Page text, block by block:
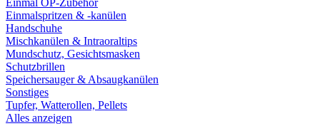
Einmal OP-Zubehör
Einmalspritzen & -kanülen
Handschuhe
Mischkanülen & Intraoraltips
Mundschutz, Gesichtsmasken
Schutzbrillen
Speichersauger & Absaugkanülen
Sonstiges
Tupfer, Watterollen, Pellets
Alles anzeigen